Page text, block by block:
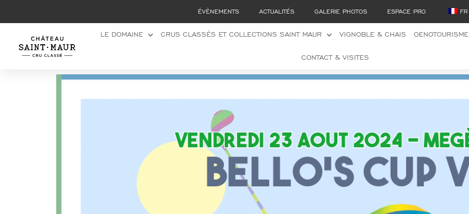
ÉVÈNEMENTS ACTUALITÉS GALERIE PHOTOS ESPACE PRO FR
LE DOMAINE CRUS CLASSÉS ET COLLECTIONS SAINT MAUR VIGNOBLE & CHAIS OENOTOURISME
CONTACT & VISITES